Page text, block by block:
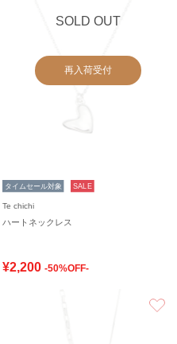
SOLD OUT
再入荷受付
タイムセール対象 SALE
Te chichi
ハートネックレス
¥2,200 -50%OFF-